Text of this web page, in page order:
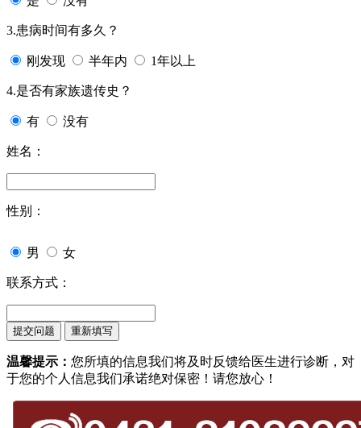
3.患病时间有多久？
刚发现 半年内 1年以上
4.是否有家族遗传史？
有 没有
姓名：
性别：
男 女
联系方式：
温馨提示： 您所填的信息我们将及时反馈给医生进行诊断，对
于您的个人信息我们承诺绝对保密！请您放心！